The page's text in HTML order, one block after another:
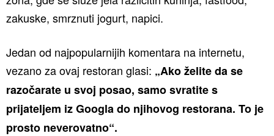
zakuske, smrznuti jogurt, napici.
Jedan od najpopularnijih komentara na internetu,
vezano za ovaj restoran glasi: „Ako želite da se
razočarate u svoj posao, samo svratite s
prijateljem iz Googla do njihovog restorana. To je
prosto neverovatno“.